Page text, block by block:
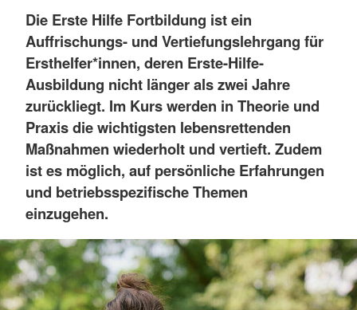
Die Erste Hilfe Fortbildung ist ein
Auffrischungs- und Vertiefungslehrgang für
Ersthelfer*innen, deren Erste-Hilfe-
Ausbildung nicht länger als zwei Jahre
zurückliegt. Im Kurs werden in Theorie und
Praxis die wichtigsten lebensrettenden
Maßnahmen wiederholt und vertieft. Zudem
ist es möglich, auf persönliche Erfahrungen
und betriebsspezifische Themen
einzugehen.